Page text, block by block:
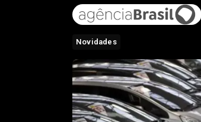
Novidades